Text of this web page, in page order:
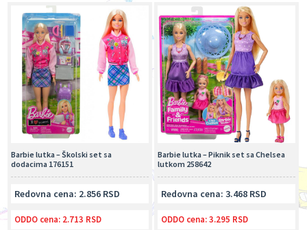
Barbie lutka – Piknik set sa Chelsea
lutkom 258642
Redovna cena: 3.468 RSD
ODDO cena:3.295 RSD
Barbie lutka – Školski set sa
dodacima 176151
Redovna cena: 2.856 RSD
ODDO cena: 2.713 RSD